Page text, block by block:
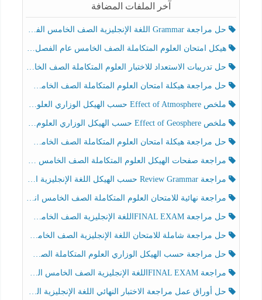
آخر الملفات المضافة
حل مراجعة Grammar اللغة الإنجليزية الصف الخامس الفصل الثالث
هيكل امتحان العلوم المتكاملة الصف الخامس عام الفصل الدراسي الثالث 2025-2026
حل تدريبات الاستعداد للاختبار العلوم المتكاملة الصف الخامس عام الفصل الثالث
حل مراجعة هيكلة امتحان العلوم المتكاملة الصف الخامس انسبير الفصل الثالث
ملخص Effect of Atmosphere حسب الهيكل الوزاري العلوم المتكاملة الصف الخامس انسبير الفصل الثالث
ملخص Effect of Geosphere حسب الهيكل الوزاري العلوم المتكاملة الصف الخامس انسبير الفصل الثالث
حل مراجعة هيكلة امتحان العلوم المتكاملة الصف الخامس عام الفصل الثالث
مراجعة صفحات الهيكل العلوم المتكاملة الصف الخامس انسبير الفصل الثالث
مراجعة Review Grammar حسب الهيكل اللغة الإنجليزية الصف الخامس الفصل الثالث
مراجعة نهائية للامتحان العلوم المتكاملة الصف الخامس انسبير الفصل الثالث
حل مراجعة FINAL EXAMاللغة الإنجليزية الصف الخامس الفصل الثالث
حل مراجعة شاملة للامتحان اللغة الإنجليزية الصف الخامس الفصل الثالث
حل مراجعة حسب الهيكل الوزاري العلوم المتكاملة الصف الخامس عام الفصل الثالث
مراجعة FINAL EXAMاللغة الإنجليزية الصف الخامس الفصل الثالث
حل أوراق عمل مراجعة الاختبار النهائي اللغة الإنجليزية الصف الرابع الفصل الثالث